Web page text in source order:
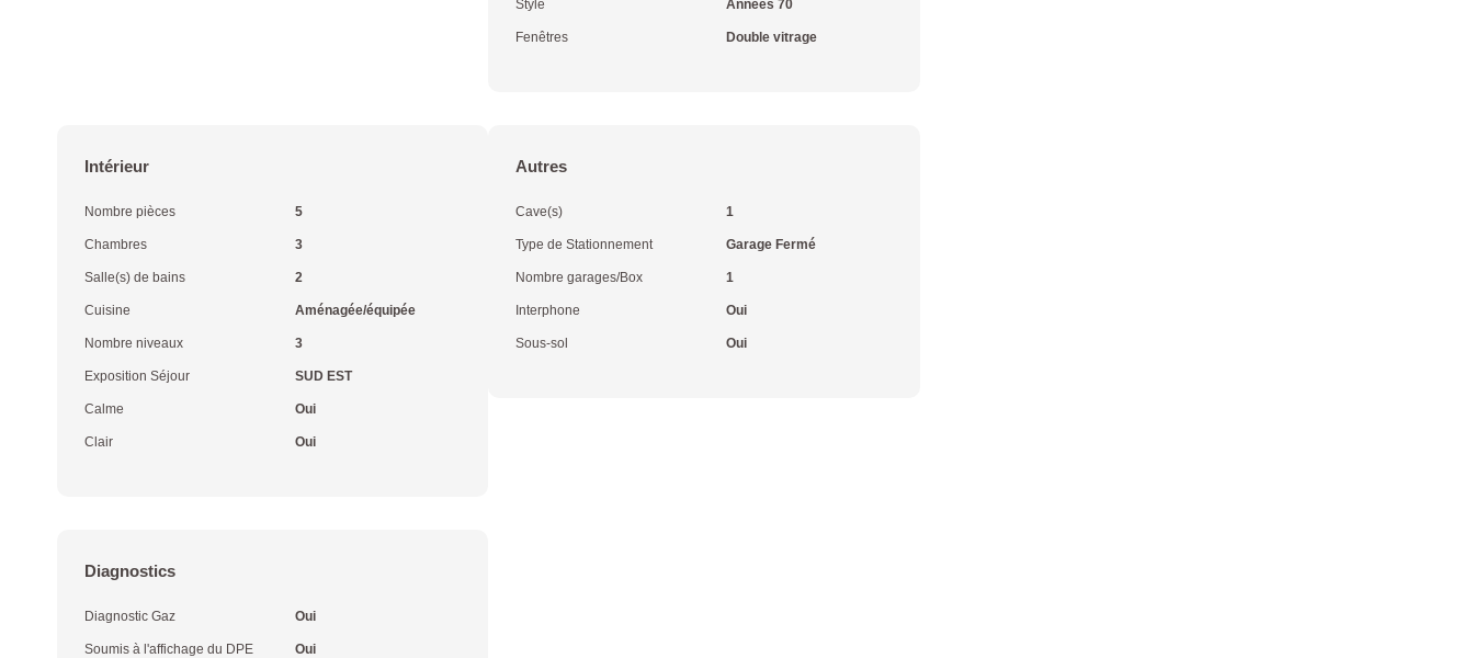
Style Années 70
Fenêtres Double vitrage
Intérieur
Nombre pièces 5
Chambres 3
Salle(s) de bains 2
Cuisine Aménagée/équipée
Nombre niveaux 3
Exposition Séjour SUD EST
Calme Oui
Clair Oui
Autres
Cave(s) 1
Type de Stationnement Garage Fermé
Nombre garages/Box 1
Interphone Oui
Sous-sol Oui
Diagnostics
Diagnostic Gaz Oui
Soumis à l'affichage du DPE Oui